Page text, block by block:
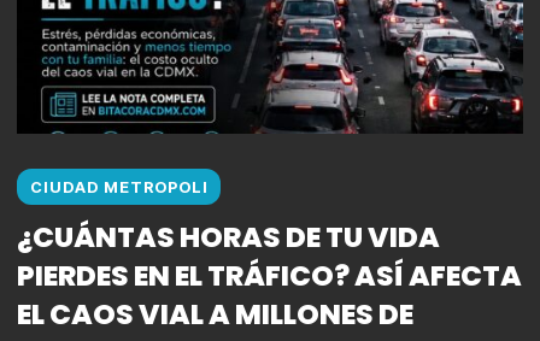
CIUDAD METROPOLI
¿CUÁNTAS HORAS DE TU VIDA
PIERDES EN EL TRÁFICO? ASÍ AFECTA
EL CAOS VIAL A MILLONES DE